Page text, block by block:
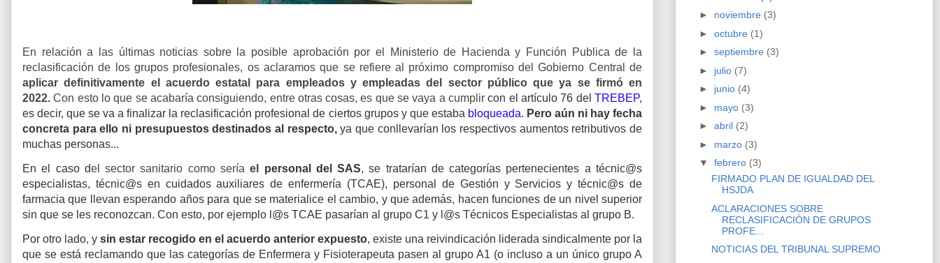
En relación a las últimas noticias sobre la posible aprobación por el Ministerio de Hacienda y Función Publica de la
reclasificación de los grupos profesionales, os aclaramos que se refiere al próximo compromiso del Gobierno Central de
aplicar definitivamente el acuerdo estatal para empleados y empleadas del sector público que ya se firmó en
2022. Con esto lo que se acabaría consiguiendo, entre otras cosas, es que se vaya a cumplir con el artículo 76 delTREBEP,
es decir, que se va a finalizar la reclasificación profesional de ciertos grupos y que estaba bloqueada. Pero aún ni hay fecha
concreta para ello ni presupuestos destinados al respecto,ya que conllevarían los respectivos aumentos retributivos de
muchas personas...
En el caso del sector sanitario como seríael personal del SAS, se tratarían de categorías pertenecientes a técnic@s
especialistas, técnic@s en cuidados auxiliares de enfermería (TCAE), personal de Gestión y Servicios y técnic@s de
farmacia que llevan esperando años para que se materialice el cambio, y que además, hacen funciones de un nivel superior
sin que se les reconozcan. Con esto, por ejemplo l@s TCAE pasarían al grupo C1 y l@s Técnicos Especialistas al grupo B.
Por otro lado, y sin estar recogido en el acuerdo anterior expuesto, existe una reivindicación liderada sindicalmente por la
que se está reclamando que las categorías de Enfermera y Fisioterapeuta pasen al grupo A1 (o incluso a un único grupo A
► noviembre (3)
► octubre (1)
► septiembre (3)
► julio (7)
► junio (4)
► mayo (3)
► abril (2)
► marzo (3)
▼ febrero (3)
FIRMADO PLAN DE IGUALDAD DEL
HSJDA
ACLARACIONES SOBRE
RECLASIFICACIÓN DE GRUPOS
PROFE...
NOTICIAS DEL TRIBUNAL SUPREMO